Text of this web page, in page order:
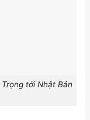
tới Nhật Bản